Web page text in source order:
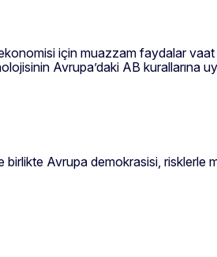
için muazzam faydalar vaat
Avrupa’daki AB kurallarına
birlikte Avrupa demokrasisi, risklerle